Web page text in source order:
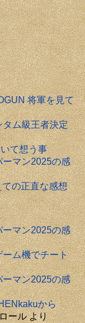
将軍を見て
ム級王者決定
て想う事
ーマン2025の感
の正直な感想
ーマン2025の感
ム機でチート
ーマン2025の感
から
ールより